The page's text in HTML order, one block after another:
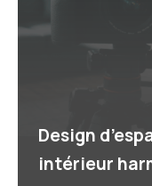
Design
intérieur